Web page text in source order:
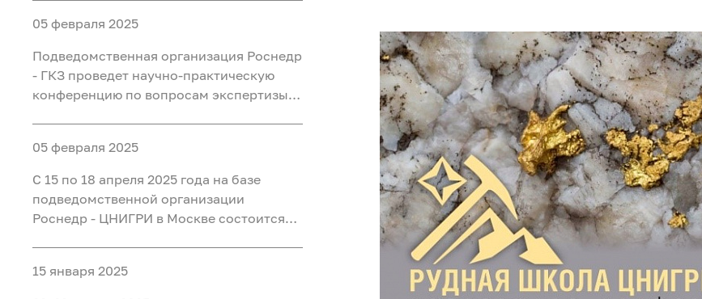
ГРР на нефть и газ на континентальном
шельфе Российской Федерации»
05 февраля 2025
Подведомственная организация Роснедр
- ГКЗ проведет научно-практическую
конференцию по вопросам экспертизы
05 февраля 2025
С 15 по 18 апреля 2025 года на базе
подведомственной организации
Роснедр - ЦНИГРИ в Москве состоится
прогноз, поиски и оценка
месторождений алмазов, благородных и
15 января 2025